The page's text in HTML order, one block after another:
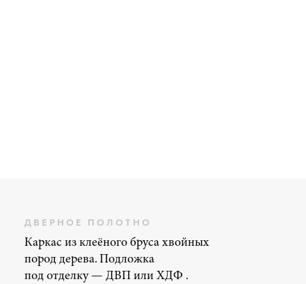
ДВЕРНОЕ ПОЛОТНО
Каркас из клеёного бруса хвойных
пород дерева. Подложка
под отделку — ДВП или ХДФ .